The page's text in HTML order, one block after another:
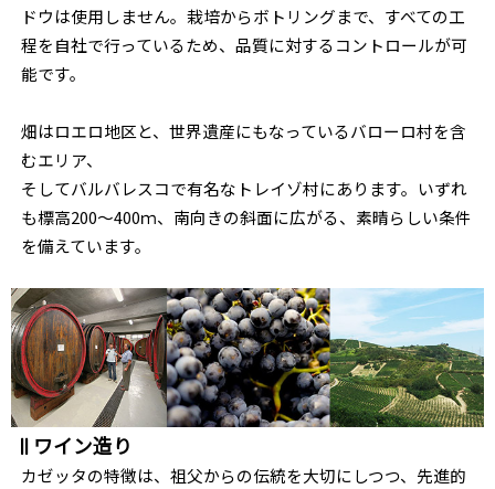
ドウは使用しません。栽培からボトリングまで、すべての工
程を自社で行っているため、品質に対するコントロールが可
能です。
畑はロエロ地区と、世界遺産にもなっているバローロ村を含
むエリア、
そしてバルバレスコで有名なトレイゾ村にあります。いずれ
も標高200～400ｍ、南向きの斜面に広がる、素晴らしい条件
を備えています。
ワイン造り
カゼッタの特徴は、祖父からの伝統を大切にしつつ、先進的